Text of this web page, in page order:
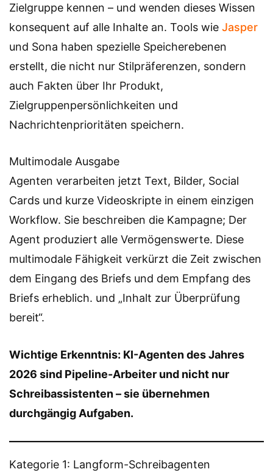
Zielgruppe kennen – und wenden dieses Wissen
konsequent auf alle Inhalte an. Tools wie Jasper
und Sona haben spezielle Speicherebenen
erstellt, die nicht nur Stilpräferenzen, sondern
auch Fakten über Ihr Produkt,
Zielgruppenpersönlichkeiten und
Nachrichtenprioritäten speichern.
Multimodale Ausgabe
Agenten verarbeiten jetzt Text, Bilder, Social
Cards und kurze Videoskripte in einem einzigen
Workflow. Sie beschreiben die Kampagne; Der
Agent produziert alle Vermögenswerte. Diese
multimodale Fähigkeit verkürzt die Zeit zwischen
dem Eingang des Briefs und dem Empfang des
Briefs erheblich. und „Inhalt zur Überprüfung
bereit“.
Wichtige Erkenntnis: KI-Agenten des Jahres
2026 sind Pipeline-Arbeiter und nicht nur
Schreibassistenten – sie übernehmen
durchgängig Aufgaben.
Kategorie 1: Langform-Schreibagenten